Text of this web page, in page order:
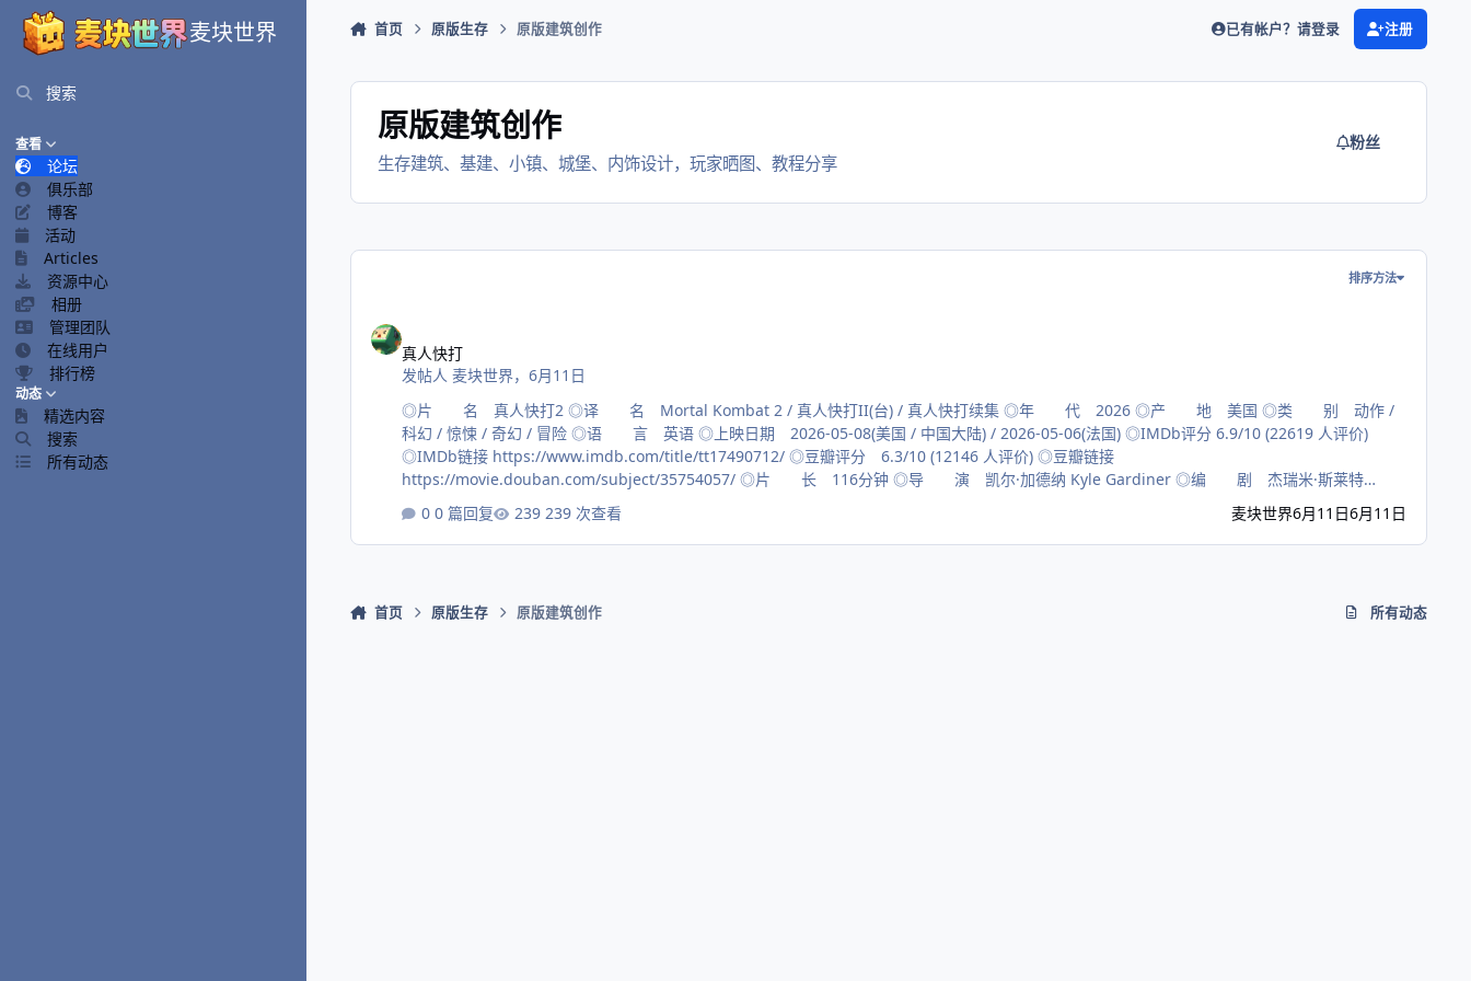
跳转到帖子
麦块世界
搜索
查看
论坛
俱乐部
博客
活动
Articles
资源中心
相册
管理团队
在线用户
排行榜
动态
精选内容
搜索
所有动态
首页 原版生存 原版建筑创作 已有帐户？请登录 注册
原版建筑创作
生存建筑、基建、小镇、城堡、内饰设计，玩家晒图、教程分享
粉丝
排序方法
真人快打
发帖人麦块世界，6月11日
◎片 名 真人快打2 ◎译 名 Mortal Kombat 2 / 真人快打II(台) / 真人快打续集 ◎年 代 2026 ◎产 地 美国 ◎类 别 动作 /
科幻 / 惊悚 / 奇幻 / 冒险 ◎语 言 英语 ◎上映日期 2026-05-08(美国 / 中国大陆) / 2026-05-06(法国) ◎IMDb评分 6.9/10 (22619 人评价)
◎IMDb链接 https://www.imdb.com/title/tt17490712/ ◎豆瓣评分 6.3/10 (12146 人评价) ◎豆瓣链接
https://movie.douban.com/subject/35754057/ ◎片 长 116分钟 ◎导 演 凯尔·加德纳 Kyle Gardiner ◎编 剧 杰瑞米·斯莱特
Jeremy Slater / 埃德·布恩 Ed Boon / 约翰·托拜亚斯 John Tobias ◎主 演 卡尔·厄本 Karl Urban (饰 强尼·凯奇 Johnny Cage) 阿
德莱恩·鲁道夫 Adeline Rudolph (饰 吉塔娜 Kitana) 杰西卡·麦克娜美 Jessica McNamee (饰 刀锋索尼娅 Sonya Blade)
约什·劳森 Josh Lawson (饰 卡诺 Kano) 马丁·福特 Martyn Ford (饰 绍康 Shao Kahn) 林路迪 Ludi Lin (饰 刘康 Liu
0 篇回复 239 次查看 麦块世界6月11日6月11日
首页 原版生存 原版建筑创作 所有动态